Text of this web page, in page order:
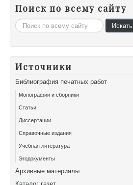
Поиск по всему сайту
Искать... Искать
Источники
Библиография печатных работ
Монографии и сборники
Статьи
Диссертации
Справочные издания
Учебная литература
Эгодокументы
Архивные материалы